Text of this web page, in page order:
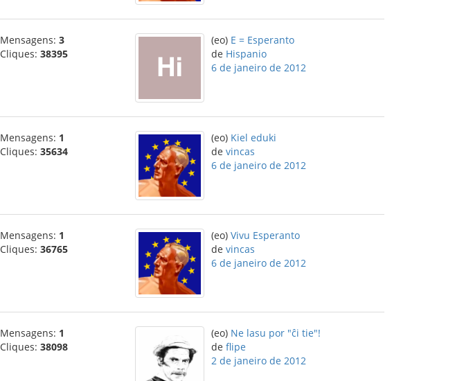
Mensagens: 3
Cliques: 38395
(eo) E = Esperanto
de Hispanio
6 de janeiro de 2012
Mensagens: 1
Cliques: 35634
(eo) Kiel eduki
de vincas
6 de janeiro de 2012
Mensagens: 1
Cliques: 36765
(eo) Vivu Esperanto
de vincas
6 de janeiro de 2012
Mensagens: 1
Cliques: 38098
(eo) Ne lasu por "ĉi tie"!
de flipe
2 de janeiro de 2012